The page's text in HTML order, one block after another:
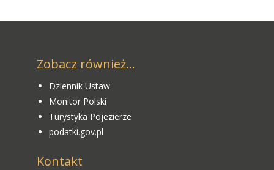
Zobacz również...
Dziennik Ustaw
Monitor Polski
Turystyka Pojezierze
podatki.gov.pl
Kontakt